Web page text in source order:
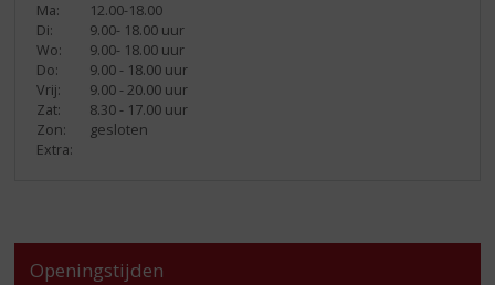
Ma:
12.00-18.00
Di:
9.00- 18.00 uur
Wo:
9.00- 18.00 uur
Do:
9.00 - 18.00 uur
Vrij:
9.00 - 20.00 uur
Zat:
8.30 - 17.00 uur
Zon:
gesloten
Extra:
Openingstijden